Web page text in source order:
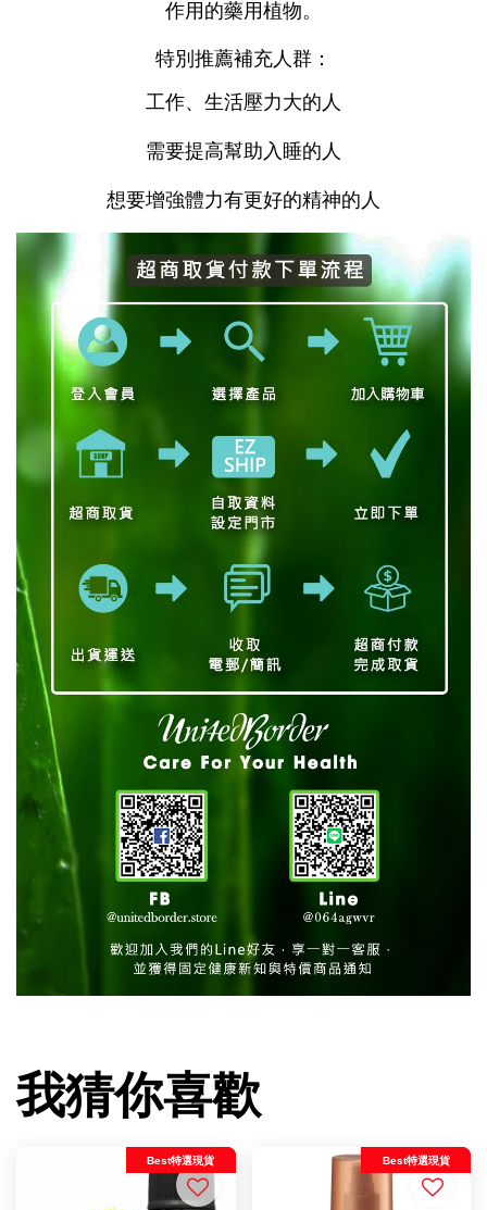
作用的藥用植物。
特別推薦補充人群：
工作、生活壓力大的人
需要提高幫助入睡的人
想要增強體力有更好的精神的人
我猜你喜歡
Best特選現貨 Best特選現貨